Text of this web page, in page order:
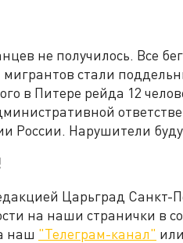
не получилось. Все
стали
в Питере рейда 12
России. Нарушители
Царьград Санкт-
на наши странички в
наш "Телеграм-канал"